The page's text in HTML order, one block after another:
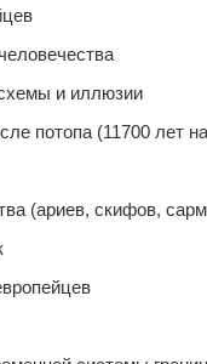
и иллюзии
потопа (11700 лет
(ариев, скифов,